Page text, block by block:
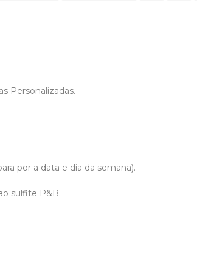
Personalizadas.
por a data e dia da semana).
sulfite P&B.